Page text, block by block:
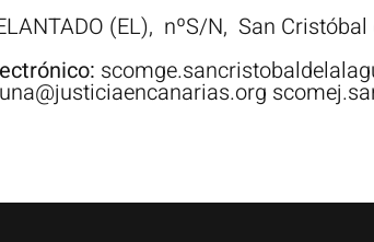
(EL), nºS/N, San